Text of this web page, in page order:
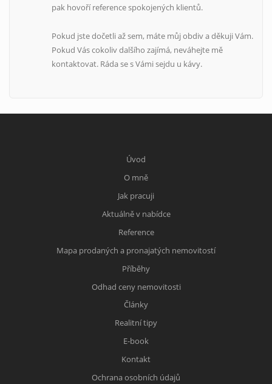
pak hovoří reference spokojených klientů.
Pokud jste dočetli až sem, máte můj obdiv a děkuji Vám.
Pokud Vás cokoliv dalšího zajímá, neváhejte mě
kontaktovat. Ráda se s Vámi sejdu u kávy.
Úvod
O mně
Jak pracuji
Aktuálně v nabídce
Reference
Mapa prodaných a pronajatých nemovitostí
Příběhy
Odhad ceny nemovitosti
Články
Realitní tipy
E-book
Kontakt
Ochrana osobních údajů